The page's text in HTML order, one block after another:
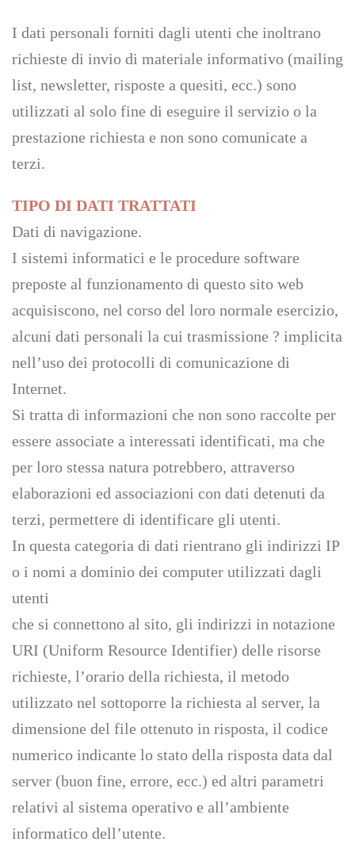
I dati personali forniti dagli utenti che inoltrano
richieste di invio di materiale informativo (mailing
list, newsletter, risposte a quesiti, ecc.) sono
utilizzati al solo fine di eseguire il servizio o la
prestazione richiesta e non sono comunicate a
terzi.
TIPO DI DATI TRATTATI
Dati di navigazione.
I sistemi informatici e le procedure software
preposte al funzionamento di questo sito web
acquisiscono, nel corso del loro normale esercizio,
alcuni dati personali la cui trasmissione ? implicita
nell’uso dei protocolli di comunicazione di
Internet.
Si tratta di informazioni che non sono raccolte per
essere associate a interessati identificati, ma che
per loro stessa natura potrebbero, attraverso
elaborazioni ed associazioni con dati detenuti da
terzi, permettere di identificare gli utenti.
In questa categoria di dati rientrano gli indirizzi IP
o i nomi a dominio dei computer utilizzati dagli
utenti
che si connettono al sito, gli indirizzi in notazione
URI (Uniform Resource Identifier) delle risorse
richieste, l’orario della richiesta, il metodo
utilizzato nel sottoporre la richiesta al server, la
dimensione del file ottenuto in risposta, il codice
numerico indicante lo stato della risposta data dal
server (buon fine, errore, ecc.) ed altri parametri
relativi al sistema operativo e all’ambiente
informatico dell’utente.